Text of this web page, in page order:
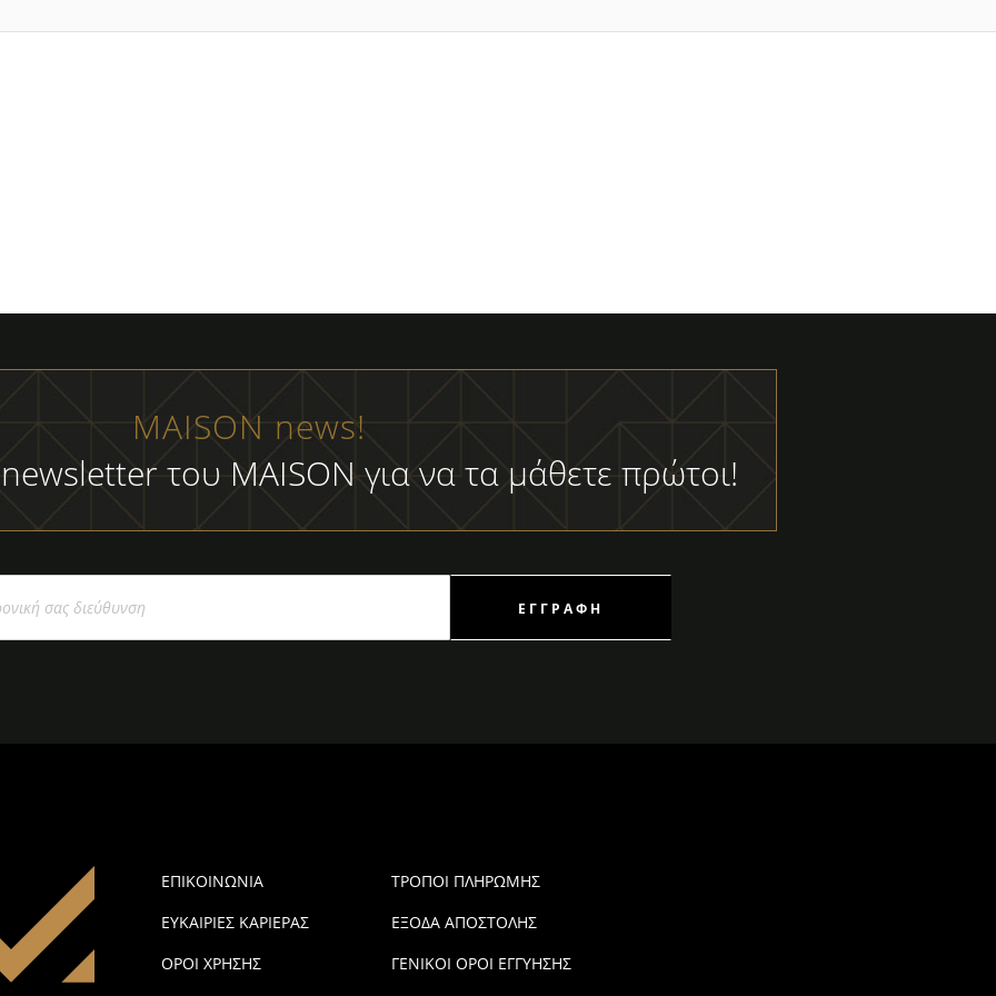
MAISON news!
του MAISON για να τα μάθετε πρώτοι!
ΕΓΓΡΑΦΉ
ΕΠΙΚΟΙΝΩΝΙΑ
ΕΥΚΑΙΡΙΕΣ ΚΑΡΙΕΡΑΣ
ΟΡΟΙ ΧΡΗΣΗΣ
ΤΡΟΠΟΙ ΠΛΗΡΩΜΗΣ
ΕΞΟΔΑ ΑΠΟΣΤΟΛΗΣ
ΓΕΝΙΚΟΙ ΟΡΟΙ ΕΓΓΥΗΣΗΣ